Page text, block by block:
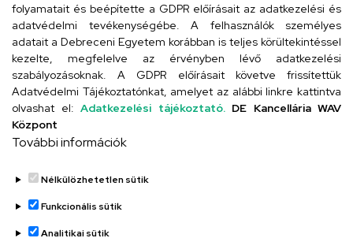
UD telefonkönyv
Titkárság
folyamatait és beépítette a GDPR előírásait az adatkezelési és
adatvédelmi tevékenységébe. A felhasználók személyes
adatait a Debreceni Egyetem korábban is teljes körültekintéssel
kezelte, megfelelve az érvényben lévő adatkezelési
szabályozásoknak. A GDPR előírásait követve frissítettük
Adatvédelmi Tájékoztatónkat, amelyet az alábbi linkre kattintva
olvashat el: Adatkezelési tájékoztató. DE Kancellária WAV
Központ
További információk
Nélkülözhetetlen sütik
Funkcionális sütik
Analitikai sütik